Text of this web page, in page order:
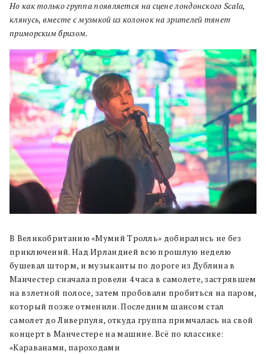
Но как только группа появляется на сцене лондонского Scala,
клянусь, вместе с музыкой из колонок на зрителей тянет
приморским бризом.
В Великобританию «Мумий Тролль» добирались не без
приключений. Над Ирландией всю прошлую неделю
бушевал шторм, и музыканты по дороге из Дублина в
Манчестер сначала провели 4 часа в самолете, застрявшем
на взлетной полосе, затем пробовали пробиться на паром,
который позже отменили. Последним шансом стал
самолет до Ливерпуля, откуда группа примчалась на свой
концерт в Манчестере на машине. Всё по классике:
«Караванами, пароходами